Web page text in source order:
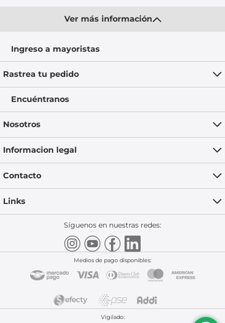
Ver más información
Ingreso a mayoristas
Rastrea tu pedido
Encuéntranos
Nosotros
Informacion legal
Contacto
Links
Síguenos en nuestras redes:
Medios de pago disponibles:
Vigilado: